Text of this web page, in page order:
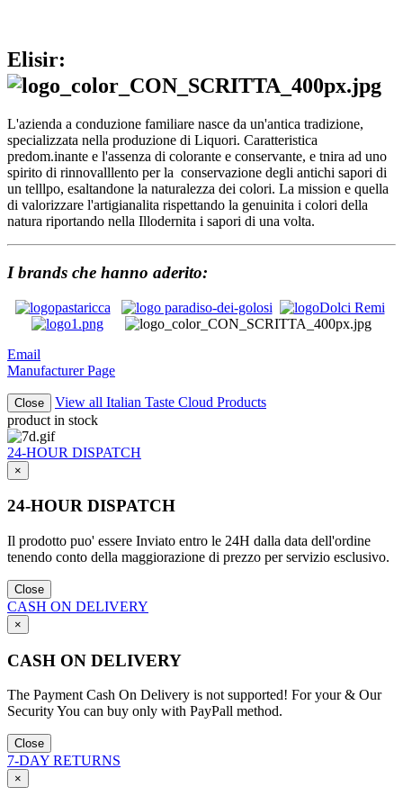
Elisir:
L'azienda a conduzione familiare nasce da un'antica tradizione,
specializzata nella produzione di Liquori. Caratteristica
predom.inante e l'assenza di colorante e conservante, e tnira ad uno
spirito di rinnovalllento per la conservazione degli antichi sapori di
un telllpo, esaltandone la naturalezza dei colori. La mission e quella
di valorizzare l'artigianalita rispettando la genuinita i colori della
natura riportando nella Illodernita i sapori di una volta.
I brands che hanno aderito:
Email
Manufacturer Page
Close
View all Italian Taste Cloud Products
product in stock
24-HOUR DISPATCH
×
24-HOUR DISPATCH
Il prodotto puo' essere Inviato entro le 24H dalla data dell'ordine
tenendo conto della maggiorazione di prezzo per servizio esclusivo.
Close
CASH ON DELIVERY
×
CASH ON DELIVERY
The Payment Cash On Delivery is not supported! For your & Our
Security You can buy only with PayPall method.
Close
7-DAY RETURNS
×